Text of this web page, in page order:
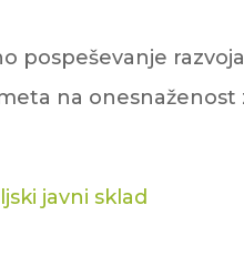
pospeševanje
na onesnaženost
javni sklad